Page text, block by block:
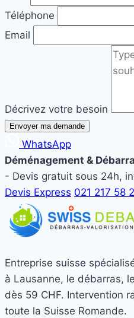
Téléphone
Email
Décrivez votre besoin
Envoyer ma demande
WhatsApp
Déménagement &
- Devis gratuit sous 24h,
Devis Express 021 217 58
Entreprise suisse
à Lausanne, le débarras,
dès 59 CHF. Intervention
toute la Suisse Romande.